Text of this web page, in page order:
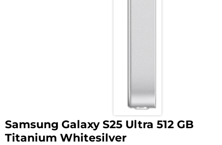
Samsung Galaxy S25 Ultra 512 GB
Titanium Whitesilver